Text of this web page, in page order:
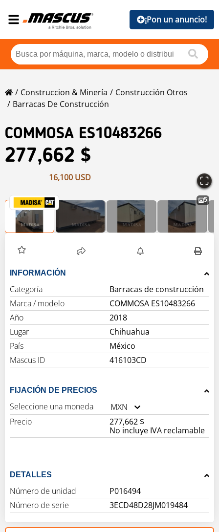
¡Pon un anuncio!
Construccion & Minería
Construcción Otros
Barracas De Construcción
COMMOSA ES10483266
277,662 $
16,100 USD
5
INFORMACIÓN
Categoría
Barracas de construcción
Marca / modelo
COMMOSA ES10483266
Año
2018
Lugar
Chihuahua
País
México
Mascus ID
416103CD
FIJACIÓN DE PRECIOS
Seleccione una moneda
MXN
Precio
277,662 $
No incluye IVA reclamable
DETALLES
Número de unidad
P016494
Número de serie
3ECD48D28JM019484